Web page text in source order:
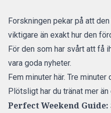
Forskningen pekar på att
viktigare än exakt hur den
För den som har svårt att få
vara goda nyheter.
Fem minuter här. Tre minuter
Plötsligt har du tränat mer än
Perfect Weekend